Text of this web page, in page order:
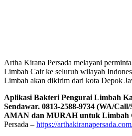
Artha Kirana Persada melayani
Limbah Cair ke seluruh wilayah
Limbah akan dikirim dari kota Depok
Aplikasi Bakteri Pengurai Limbah
Sendawar. 0813-2588-9734 (WA/
AMAN dan MURAH untuk Limbah
Persada – https://